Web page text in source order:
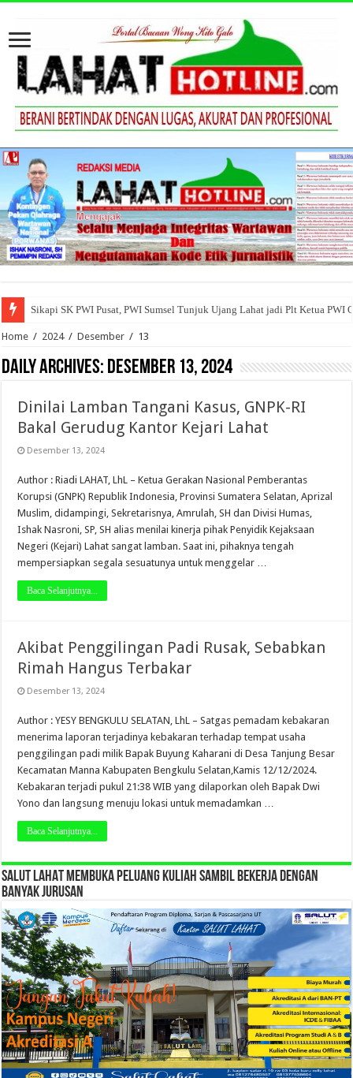
Sikapi SK PWI Pusat, PWI Sumsel Tunjuk Ujang Lahat jadi Plt Ketua PWI
Home / 2024 / Desember / 13
Daily Archives: Desember 13, 2024
Dinilai Lamban Tangani Kasus, GNPK-RI
Bakal Gerudug Kantor Kejari Lahat
Desember 13, 2024
Author : Riadi LAHAT, LhL – Ketua Gerakan Nasional Pemberantas
Korupsi (GNPK) Republik Indonesia, Provinsi Sumatera Selatan, Aprizal
Muslim, didampingi, Sekretarisnya, Amrulah, SH dan Divisi Humas,
Ishak Nasroni, SP, SH alias menilai kinerja pihak Penyidik Kejaksaan
Negeri (Kejari) Lahat sangat lamban. Saat ini, pihaknya tengah
mempersiapkan segala sesuatunya untuk menggelar …
Baca Selanjutnya...
Akibat Penggilingan Padi Rusak, Sebabkan
Rimah Hangus Terbakar
Desember 13, 2024
Author : YESY BENGKULU SELATAN, LhL – Satgas pemadam kebakaran
menerima laporan terjadinya kebakaran terhadap tempat usaha
penggilingan padi milik Bapak Buyung Kaharani di Desa Tanjung Besar
Kecamatan Manna Kabupaten Bengkulu Selatan,Kamis 12/12/2024.
Kebakaran terjadi pukul 21:38 WIB yang dilaporkan oleh Bapak Dwi
Yono dan langsung menuju lokasi untuk memadamkan …
Baca Selanjutnya...
SALUT LAHAT MEMBUKA PELUANG KULIAH SAMBIL BEKERJA DENGAN
BANYAK JURUSAN